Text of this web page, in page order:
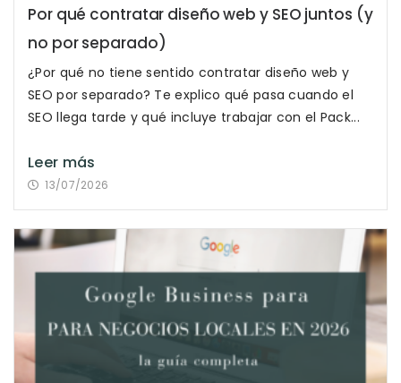
Por qué contratar diseño web y SEO juntos (y
no por separado)
¿Por qué no tiene sentido contratar diseño web y
SEO por separado? Te explico qué pasa cuando el
SEO llega tarde y qué incluye trabajar con el Pack...
Leer más
13/07/2026